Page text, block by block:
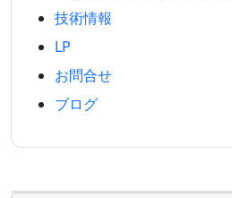
技術情報
LP
お問合せ
ブログ